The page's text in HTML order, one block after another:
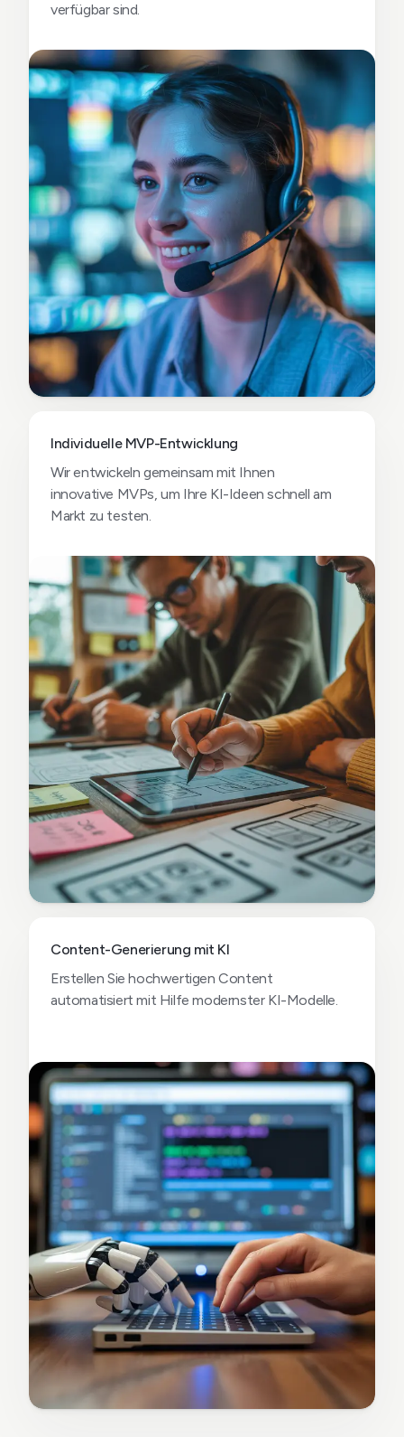
verfügbar sind.
Individuelle MVP-Entwicklung
Wir entwickeln gemeinsam mit Ihnen
innovative MVPs, um Ihre KI-Ideen schnell am
Markt zu testen.
Content-Generierung mit KI
Erstellen Sie hochwertigen Content
automatisiert mit Hilfe modernster KI-Modelle.